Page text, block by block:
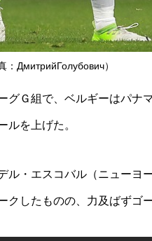
：ДмитрийГолубович）
グＧ組で、ベルギーはパナ
ルを上げた。
・エスコバル（ニューヨ
したものの、力及ばずゴ